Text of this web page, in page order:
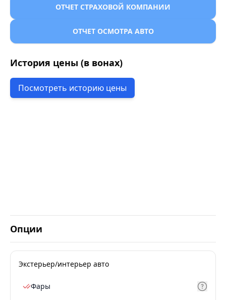
ОТЧЕТ СТРАХОВОЙ КОМПАНИИ
ОТЧЕТ ОСМОТРА АВТО
История цены (в вонах)
Посмотреть историю цены
Опции
Экстерьер/интерьер авто
Фары